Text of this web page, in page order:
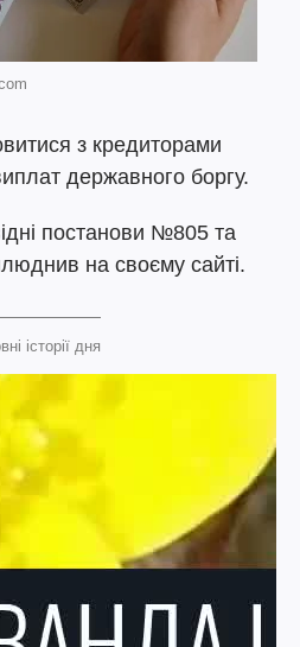
з кредиторами
державного боргу.
постанови №805 та
на своєму сайті.
історії дня